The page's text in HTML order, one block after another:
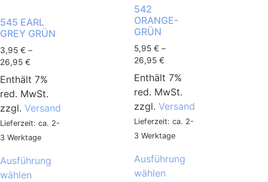
545 EARL
GREY GRÜN
3,95 € –
26,95 €
Enthält 7%
red. MwSt.
zzgl. Versand
Lieferzeit: ca. 2-
3 Werktage
Ausführung
wählen
542
ORANGE-
GRÜN
5,95 € –
26,95 €
Enthält 7%
red. MwSt.
zzgl. Versand
Lieferzeit: ca. 2-
3 Werktage
Ausführung
wählen